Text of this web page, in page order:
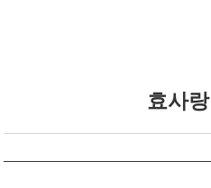
갤러리
효사